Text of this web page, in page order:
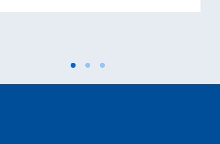
educativas e informativas en beneficio de las